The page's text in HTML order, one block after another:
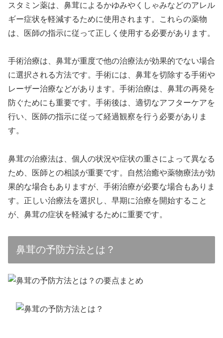
スタミン薬は、鼻茸によるかゆみやくしゃみなどのアレル
ギー症状を軽減するために使用されます。これらの薬物
は、医師の指示に従って正しく使用する必要があります。
手術治療は、鼻茸が重度で他の治療法が効果的でない場合
に選択される方法です。手術には、鼻茸を切除する手術や
レーザー治療などがあります。手術治療は、鼻茸の再発を
防ぐためにも重要です。手術後は、適切なアフターケアを
行い、医師の指示に従って経過観察を行う必要がありま
す。
鼻茸の治療法は、個人の状況や症状の重さによって異なる
ため、医師との相談が重要です。自然治癒や薬物療法が効
果的な場合もありますが、手術治療が必要な場合もありま
す。正しい治療法を選択し、早期に治療を開始すること
が、鼻茸の症状を軽減するために重要です。
鼻茸の予防方法とは？